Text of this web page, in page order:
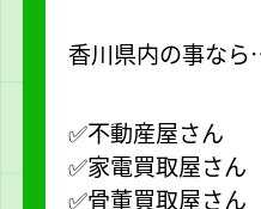
香川県内の事な
✅不動産屋さん
✅家電買取屋さん
✅骨董買取屋さん